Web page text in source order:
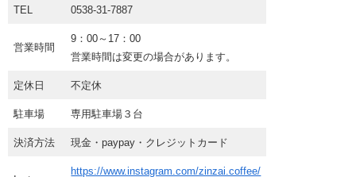
TEL 0538-31-7887
営業時間
9：00～17：00
営業時間は変更の場合があります。
定休日 不定休
駐車場 専用駐車場３台
決済方法 現金・paypay・クレジットカード
https://www.instagram.com/zinzai.coffee/